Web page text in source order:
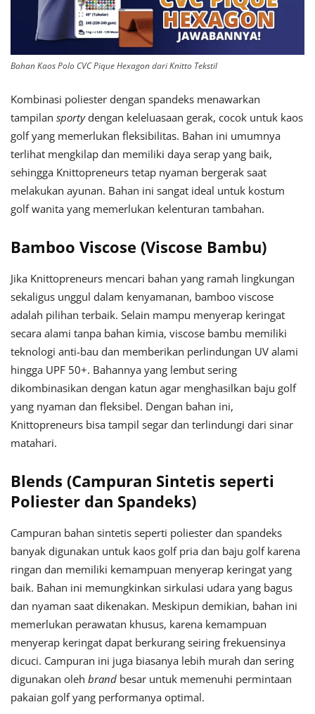
Bahan Kaos Polo CVC Pique Hexagon dari Knitto Tekstil
Kombinasi poliester dengan spandeks menawarkan
tampilan sportydengan keleluasaan gerak, cocok untuk kaos
golf yang memerlukan fleksibilitas. Bahan ini umumnya
terlihat mengkilap dan memiliki daya serap yang baik,
sehingga Knittopreneurs tetap nyaman bergerak saat
melakukan ayunan. Bahan ini sangat ideal untuk kostum
golf wanita yang memerlukan kelenturan tambahan.
Bamboo Viscose (Viscose Bambu)
Jika Knittopreneurs mencari bahan yang ramah lingkungan
sekaligus unggul dalam kenyamanan, bamboo viscose
adalah pilihan terbaik. Selain mampu menyerap keringat
secara alami tanpa bahan kimia, viscose bambu memiliki
teknologi anti-bau dan memberikan perlindungan UV alami
hingga UPF 50+. Bahannya yang lembut sering
dikombinasikan dengan katun agar menghasilkan baju golf
yang nyaman dan fleksibel. Dengan bahan ini,
Knittopreneurs bisa tampil segar dan terlindungi dari sinar
matahari.
Blends (Campuran Sintetis seperti
Poliester dan Spandeks)
Campuran bahan sintetis seperti poliester dan spandeks
banyak digunakan untuk kaos golf pria dan baju golf karena
ringan dan memiliki kemampuan menyerap keringat yang
baik. Bahan ini memungkinkan sirkulasi udara yang bagus
dan nyaman saat dikenakan. Meskipun demikian, bahan ini
memerlukan perawatan khusus, karena kemampuan
menyerap keringat dapat berkurang seiring frekuensinya
dicuci. Campuran ini juga biasanya lebih murah dan sering
digunakan oleh brand besar untuk memenuhi permintaan
pakaian golf yang performanya optimal.